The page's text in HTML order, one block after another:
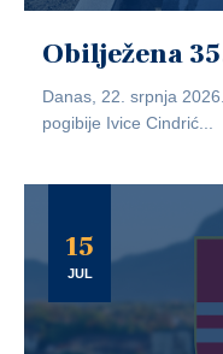
Obilježena
Danas, 22. srpnja
pogibije Ivice Cindrić...
15
JUL